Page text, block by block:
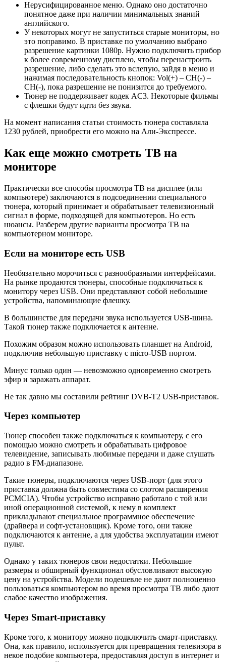
Нерусифицированное меню. Однако оно достаточно
понятное даже при наличии минимальных знаний
английского.
У некоторых могут не запуститься старые мониторы, но
это поправимо. В приставке по умолчанию выбрано
разрешение картинки 1080p. Нужно подключить прибор
к более современному дисплею, чтобы перенастроить
разрешение, либо сделать это вслепую, зайдя в меню и
нажимая последовательность кнопок: Vol(+) – CH(-) –
CH(-), пока разрешение не понизится до требуемого.
Тюнер не поддерживает кодек AC3. Некоторые фильмы
с флешки будут идти без звука.
На момент написания статьи стоимость тюнера составляла
1230 рублей, приобрести его можно на Али-Экспрессе.
Как еще можно смотреть ТВ на
мониторе
Практически все способы просмотра ТВ на дисплее (или
компьютере) заключаются в подсоединении специального
тюнера, который принимает и обрабатывает телевизионный
сигнал в форме, подходящей для компьютеров. Но есть
нюансы. Разберем другие варианты просмотра ТВ на
компьютерном мониторе.
Если на мониторе есть USB
Необязательно морочиться с разнообразными интерфейсами.
На рынке продаются тюнеры, способные подключаться к
монитору через USB. Они представляют собой небольшие
устройства, напоминающие флешку.
В большинстве для передачи звука используется USB-шина.
Такой тюнер также подключается к антенне.
Похожим образом можно использовать планшет на Android,
подключив небольшую приставку с micro-USB портом.
Минус только один — невозможно одновременно смотреть
эфир и заражать аппарат.
Не так давно мы составили рейтинг DVB-T2 USB-приставок.
Через компьютер
Тюнер способен также подключаться к компьютеру, с его
помощью можно смотреть и обрабатывать цифровое
телевидение, записывать любимые передачи и даже слушать
радио в FM-диапазоне.
Такие тюнеры, подключаются через USB-порт (для этого
приставка должна быть совместима со слотом расширения
PCMCIA). Чтобы устройство исправно работало с той или
иной операционной системой, к нему в комплект
прикладывают специальное программное обеспечение
(драйвера и софт-установщик). Кроме того, они также
подключаются к антенне, а для удобства эксплуатации имеют
пульт.
Однако у таких тюнеров свои недостатки. Небольшие
размеры и обширный функционал обусловливают высокую
цену на устройства. Модели подешевле не дают полноценно
пользоваться компьютером во время просмотра ТВ либо дают
слабое качество изображения.
Через Smart-приставку
Кроме того, к монитору можно подключить смарт-приставку.
Она, как правило, используется для превращения телевизора в
некое подобие компьютера, предоставляя доступ в интернет и